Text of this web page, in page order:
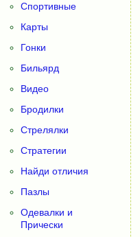
Спортивные
Карты
Гонки
Бильярд
Видео
Бродилки
Стрелялки
Стратегии
Найди отличия
Пазлы
Одевалки и
Прически